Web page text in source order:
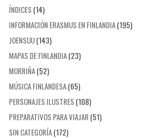
ÍNDICES (14)
INFORMACIÓN ERASMUS EN FINLANDIA(195)
JOENSUU(143)
MAPAS DE FINLANDIA(23)
MORRIÑA(52)
MÚSICA FINLANDESA(65)
PERSONAJES ILUSTRES (108)
PREPARATIVOS PARA VIAJAR (51)
SIN CATEGORÍA(172)